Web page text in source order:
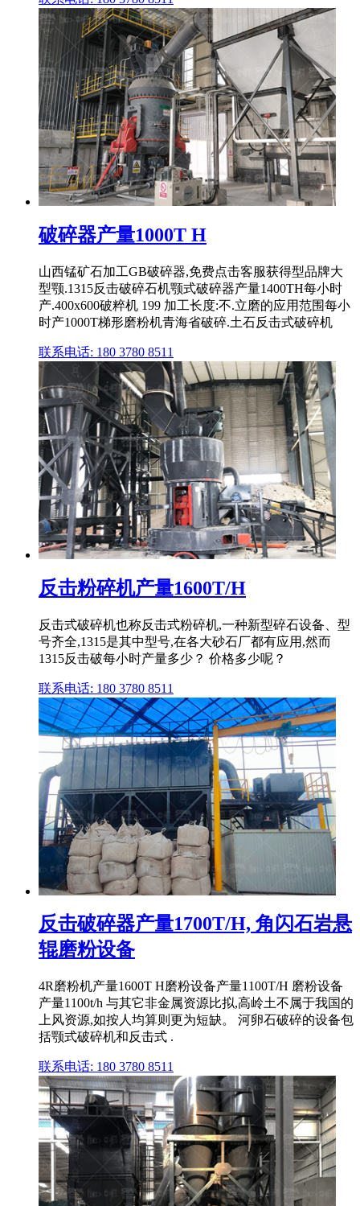
破碎器产量1000T H
山西锰矿石加工GB破碎器,免费点击客服获得型品牌大
型颚.1315反击破碎石机颚式破碎器产量1400TH每小时
产.400x600破粹机 199 加工长度:不.立磨的应用范围每小
时产1000T梯形磨粉机青海省破碎.土石反击式破碎机
联系电话: 180 3780 8511
反击粉碎机产量1600T/H
反击式破碎机也称反击式粉碎机,一种新型碎石设备、型
号齐全,1315是其中型号,在各大砂石厂都有应用,然而
1315反击破每小时产量多少？ 价格多少呢？
联系电话: 180 3780 8511
反击破碎器产量1700T/H, 角闪石岩悬
辊磨粉设备
4R磨粉机产量1600T H磨粉设备产量1100T/H 磨粉设备
产量1100t/h 与其它非金属资源比拟,高岭土不属于我国的
上风资源,如按人均算则更为短缺。 河卵石破碎的设备包
括颚式破碎机和反击式 .
联系电话: 180 3780 8511